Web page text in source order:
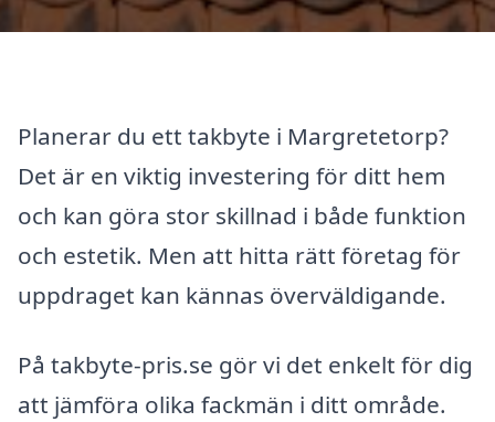
Planerar du ett takbyte i Margretetorp?
Det är en viktig investering för ditt hem
och kan göra stor skillnad i både funktion
och estetik. Men att hitta rätt företag för
uppdraget kan kännas överväldigande.
På takbyte-pris.se gör vi det enkelt för dig
att jämföra olika fackmän i ditt område.